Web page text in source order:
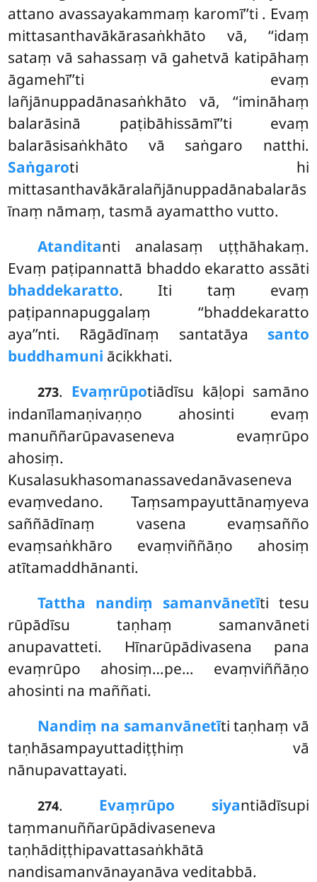
attano avassayakammaṃ karomī’’ti . Evaṃ
mittasanthavākārasaṅkhāto vā, ‘‘idaṃ
sataṃ vā sahassaṃ vā gahetvā katipāhaṃ
āgamehī’’ti evaṃ
lañjānuppadānasaṅkhāto vā, ‘‘imināhaṃ
balarāsinā paṭibāhissāmī’’ti evaṃ
balarāsisaṅkhāto vā saṅgaro natthi.
Saṅgaroti hi
mittasanthavākāralañjānuppadānabalarās
īnaṃ nāmaṃ, tasmā ayamattho vutto.
Atanditanti analasaṃ uṭṭhāhakaṃ.
Evaṃ paṭipannattā bhaddo ekaratto assāti
bhaddekaratto. Iti taṃ evaṃ
paṭipannapuggalaṃ ‘‘bhaddekaratto
aya’’nti. Rāgādīnaṃ santatāya santo
buddhamuni ācikkhati.
273. Evaṃrūpotiādīsu kāḷopi samāno
indanīlamaṇivaṇṇo ahosinti evaṃ
manuññarūpavaseneva evaṃrūpo
ahosiṃ.
Kusalasukhasomanassavedanāvaseneva
evaṃvedano. Taṃsampayuttānaṃyeva
saññādīnaṃ vasena evaṃsañño
evaṃsaṅkhāro evaṃviññāṇo ahosiṃ
atītamaddhānanti.
Tattha nandiṃ samanvānetīti tesu
rūpādīsu taṇhaṃ samanvāneti
anupavatteti. Hīnarūpādivasena pana
evaṃrūpo ahosiṃ…pe… evaṃviññāṇo
ahosinti na maññati.
Nandiṃ na samanvānetīti taṇhaṃ vā
taṇhāsampayuttadiṭṭhiṃ vā
nānupavattayati.
274. Evaṃrūpo siyantiādīsupi
taṃmanuññarūpādivaseneva
taṇhādiṭṭhipavattasaṅkhātā
nandisamanvānayanāva veditabbā.